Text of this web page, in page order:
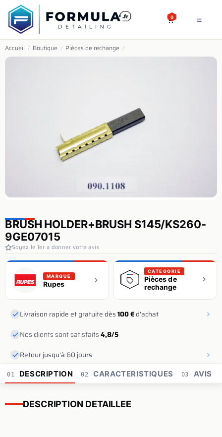
SE RENDRE AU CONTENU
0
Accueil / Boutique / Pièces de rechange /
BRUSH HOLDER+BRUSH S145/KS260-
9GE07015
Soyez le 1er a donner votre avis
MARQUE
Rupes
CATEGORIE
Pièces de
rechange
Livraison rapide et gratuite dès100 €d'achat
Nos clients sont satisfaits4,8/5
Retour jusqu'à 60 jours
01 DESCRIPTION 02 CARACTERISTIQUES 03 AVIS
DESCRIPTION DETAILLEE